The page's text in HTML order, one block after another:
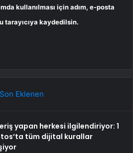
kullanılması için adım, e-posta
tarayıcıya kaydedilsin.
Son Eklenen
yapan herkesi ilgilendiriyor: 1
tüm dijital kurallar